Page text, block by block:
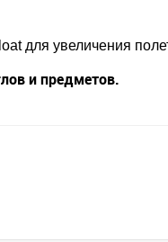
для увеличения
и предметов.